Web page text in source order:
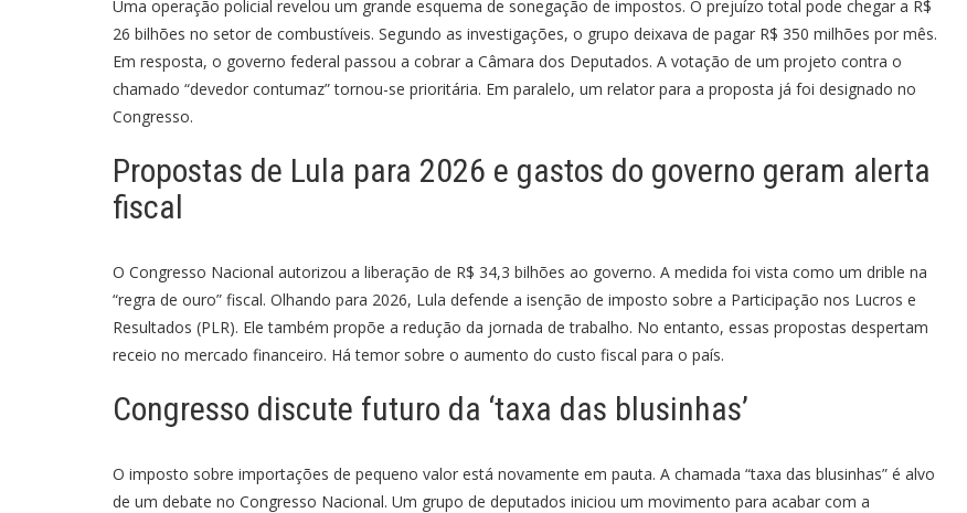
Uma operação policial revelou um grande esquema de sonegação de impostos. O prejuízo total pode chegar a R$
26 bilhões no setor de combustíveis. Segundo as investigações, o grupo deixava de pagar R$ 350 milhões por mês.
Em resposta, o governo federal passou a cobrar a Câmara dos Deputados. A votação de um projeto contra o
chamado “devedor contumaz” tornou-se prioritária. Em paralelo, um relator para a proposta já foi designado no
Congresso.
Propostas de Lula para 2026 e gastos do governo geram alerta
fiscal
O Congresso Nacional autorizou a liberação de R$ 34,3 bilhões ao governo. A medida foi vista como um drible na
“regra de ouro” fiscal. Olhando para 2026, Lula defende a isenção de imposto sobre a Participação nos Lucros e
Resultados (PLR). Ele também propõe a redução da jornada de trabalho. No entanto, essas propostas despertam
receio no mercado financeiro. Há temor sobre o aumento do custo fiscal para o país.
Congresso discute futuro da ‘taxa das blusinhas’
O imposto sobre importações de pequeno valor está novamente em pauta. A chamada “taxa das blusinhas” é alvo
de um debate no Congresso Nacional. Um grupo de deputados iniciou um movimento para acabar com a